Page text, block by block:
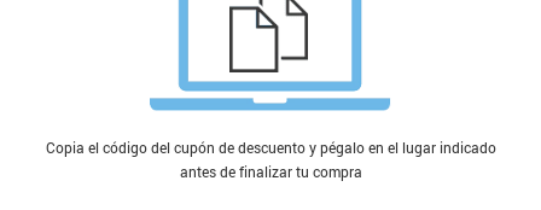
Copia el código del cupón de descuento y pégalo en el lugar indicado
antes de finalizar tu compra